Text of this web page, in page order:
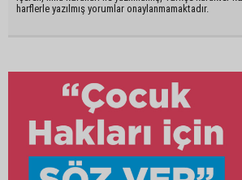
harflerle yazılmış yorumlar onaylanmamaktadır.